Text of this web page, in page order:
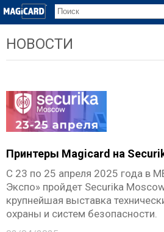
Magicard Pronto100
Magicard 300
Magicard Pronto
Magicard Prima 8
ТЕХНОЛОГИИ
Технологии печати
НОВОСТИ
Принтеры Magicard на
С 23 по 25 апреля 2025 года в
Экспо» пройдет Securika
крупнейшая выставка
охраны и систем безопасности.